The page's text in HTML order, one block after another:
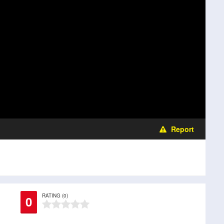
Report
0 RATING (0)